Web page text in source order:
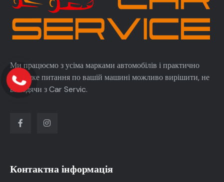
Ми працюємо з усіма марками автомобілів і практично
будь-яке питання по вашій машині можливо вирішити, не
виходячи з Car Servic.
Контактна інформація